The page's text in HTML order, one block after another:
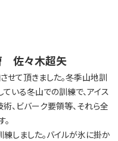
佐々木超矢
て頂きました。冬季山地訓
いる冬山での訓練で、アイス
、ビバーク要領等、それら全
しました。バイルが氷に掛か